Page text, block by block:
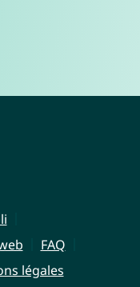
FAQ
légales